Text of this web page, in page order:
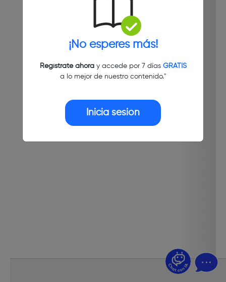
¡No esperes más!
Regístrate ahoray accede por 7 días GRATIS
a lo mejor de nuestro contenido."
Inicia sesión